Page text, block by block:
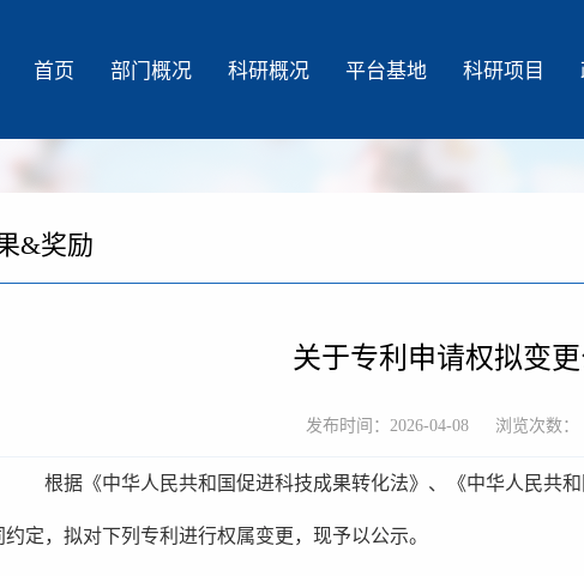
首页 部门概况 科研概况 平台基地 科研项目
&奖励
关于专利申请权拟变
发布时间：2026-04-08 浏览次数：
根据《中华人民共和国促进科技成果转化法》、《中华人民共和
约定，拟对下列专利进行权属变更，现予以公示。